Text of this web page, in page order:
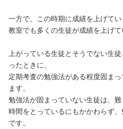
一方で、この時期に成績を上げてい
教室でも多くの生徒が成績を上げて
上がっている生徒とそうでない生
ったときに、
定期考査の勉強法がある程度固ま
ます。
勉強法が固まっていない生徒は、難
時間をとっているにもかかわらず
です。